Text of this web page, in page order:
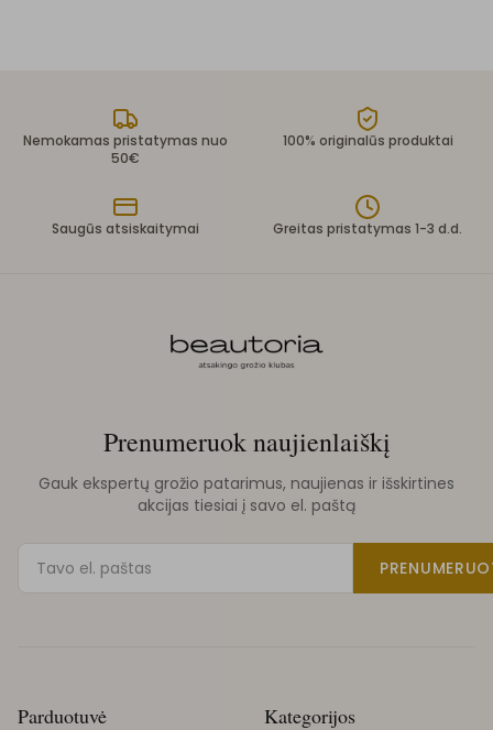
Nemokamas pristatymas nuo
50€
100% originalūs produktai
Saugūs atsiskaitymai Greitas pristatymas 1-3 d.d.
Prenumeruok naujienlaiškį
Gauk ekspertų grožio patarimus, naujienas ir išskirtines
akcijas tiesiai į savo el. paštą
Parduotuvė Kategorijos